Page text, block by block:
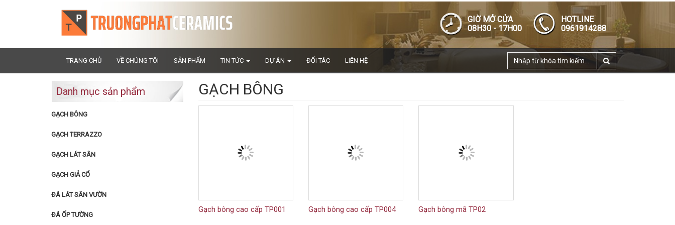
GIỜ MỞ CỬA
08H30 - 17H00
HOTLINE
0961914288
TRANG CHỦ VỀ CHÚNG TÔI SẢN PHẨM TIN TỨC DỰ ÁN ĐỐI TÁC LIÊN HỆ
GẠCH BÔNG
Gạch bông cao cấp TP001 Gạch bông cao cấp TP004 Gạch bông mã TP02
Danh mục sản phẩm
GẠCH BÔNG
GẠCH TERRAZZO
GẠCH LÁT SÂN
GẠCH GIẢ CỔ
ĐÁ LÁT SÂN VƯỜN
ĐÁ ỐP TƯỜNG